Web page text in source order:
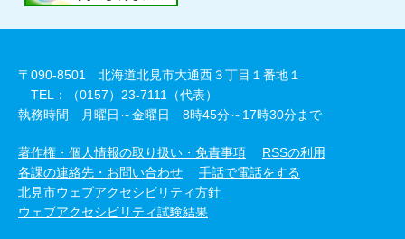
〒090-8501 北海道北見市大通西３丁目１番地１
TEL：（0157）23-7111（代表）
執務時間 月曜日～金曜日 8時45分～17時30分まで
著作権・個人情報の取り扱い・免責事項
RSSの利用
各課の連絡先・お問い合わせ
手話で電話をする
北見市ウェブアクセシビリティ方針
ウェブアクセシビリティ試験結果